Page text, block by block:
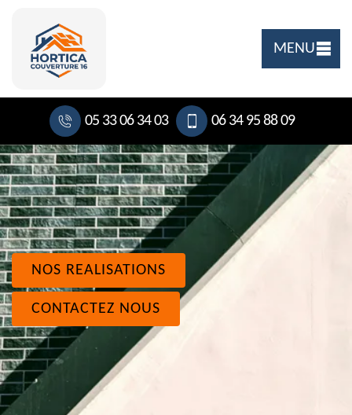
MENU
05 33 06 34 03 06 34 95 88 09
NOS REALISATIONS
CONTACTEZ NOUS